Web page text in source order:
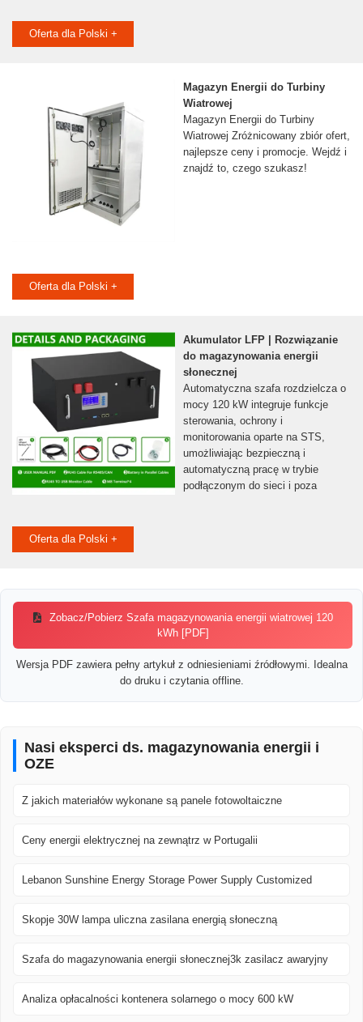
Oferta dla Polski +
Magazyn Energii do Turbiny
Wiatrowej
Magazyn Energii do Turbiny
Wiatrowej Zróżnicowany zbiór ofert,
najlepsze ceny i promocje. Wejdź i
znajdź to, czego szukasz!
Oferta dla Polski +
Akumulator LFP | Rozwiązanie
do magazynowania energii
słonecznej
Automatyczna szafa rozdzielcza o
mocy 120 kW integruje funkcje
sterowania, ochrony i
monitorowania oparte na STS,
umożliwiając bezpieczną i
automatyczną pracę w trybie
podłączonym do sieci i poza
Oferta dla Polski +
Zobacz/Pobierz Szafa magazynowania energii wiatrowej 120
kWh [PDF]
Wersja PDF zawiera pełny artykuł z odniesieniami źródłowymi. Idealna
do druku i czytania offline.
Nasi eksperci ds. magazynowania energii i
OZE
Z jakich materiałów wykonane są panele fotowoltaiczne
Ceny energii elektrycznej na zewnątrz w Portugalii
Lebanon Sunshine Energy Storage Power Supply Customized
Skopje 30W lampa uliczna zasilana energią słoneczną
Szafa do magazynowania energii słonecznej3k zasilacz awaryjny
Analiza opłacalności kontenera solarnego o mocy 600 kW